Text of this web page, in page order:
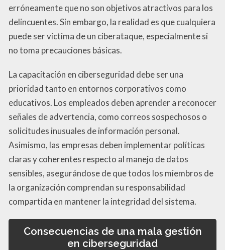
erróneamente que no son objetivos atractivos para los
delincuentes. Sin embargo, la realidad es que cualquiera
puede ser víctima de un ciberataque, especialmente si
no toma precauciones básicas.
La capacitación en ciberseguridad debe ser una
prioridad tanto en entornos corporativos como
educativos. Los empleados deben aprender a reconocer
señales de advertencia, como correos sospechosos o
solicitudes inusuales de información personal.
Asimismo, las empresas deben implementar políticas
claras y coherentes respecto al manejo de datos
sensibles, asegurándose de que todos los miembros de
la organización comprendan su responsabilidad
compartida en mantener la integridad del sistema.
Consecuencias de una mala gestión
en ciberseguridad